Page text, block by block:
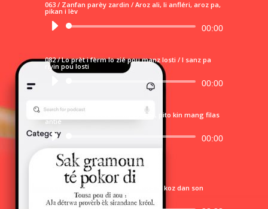
063 / Zanfan parèy zardin / Aroz ali, li anfléri, aroz pa,
pikan i lèv
Lecteur
00:00
082 / Lo prèt i fèrm lo zié pou manz losti / I sanz pa
riyin pou losti
Lecteur
00:00
093 / Démié in sèl zou mang zozé, pito kin mang filas
antié
Lecteur
audio
00:00
108 / Salad i domann pa léskargo ni koz dan son